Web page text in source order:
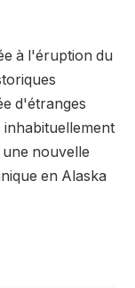
à l'éruption du
d'étranges
nouvelle
en Alaska